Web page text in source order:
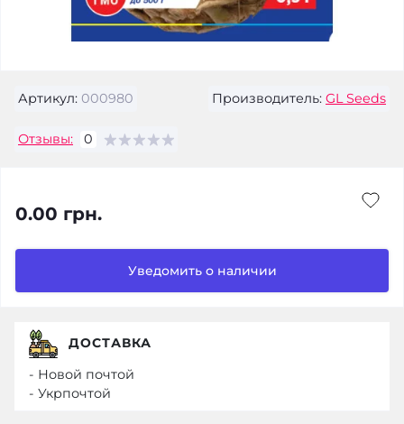
Артикул: 000980 Производитель: GL Seeds
Отзывы: 0
0.00 грн.
Уведомить о наличии
ДОСТАВКА
- Новой почтой
- Укрпочтой